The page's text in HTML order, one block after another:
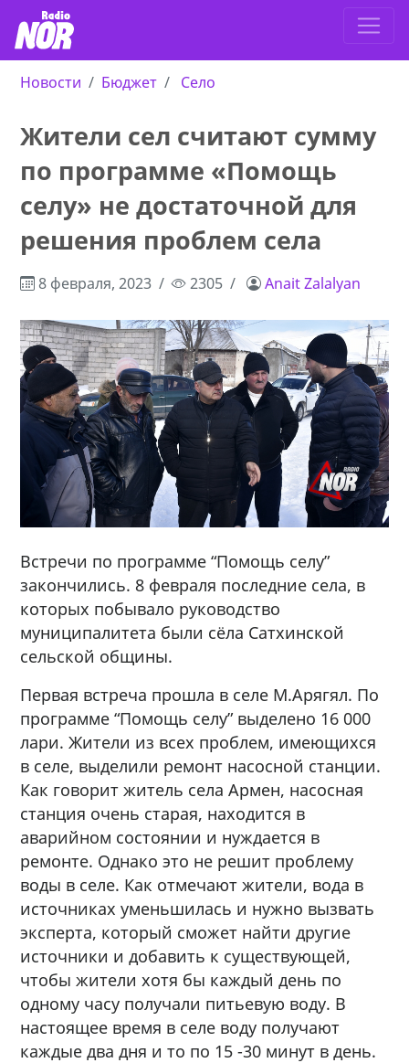
Новости Бюджет Село
Жители сел считают сумму
по программе «Помощь
селу» не достаточной для
решения проблем села
8 февраля, 2023 2305 Anait Zalalyan
Встречи по программе “Помощь селу”
закончились. 8 февраля последние села, в
которых побывало руководство
муниципалитета были сёла Сатхинской
сельской общины.
Первая встреча прошла в селе М.Арягял. По
программе “Помощь селу” выделено 16 000
лари. Жители из всех проблем, имеющихся
в селе, выделили ремонт насосной станции.
Как говорит житель села Армен, насосная
станция очень старая, находится в
аварийном состоянии и нуждается в
ремонте. Однако это не решит проблему
воды в селе. Как отмечают жители, вода в
источниках уменьшилась и нужно вызвать
эксперта, который сможет найти другие
источники и добавить к существующей,
чтобы жители хотя бы каждый день по
одному часу получали питьевую воду. В
настоящее время в селе воду получают
каждые два дня и то по 15 -30 минут в день.